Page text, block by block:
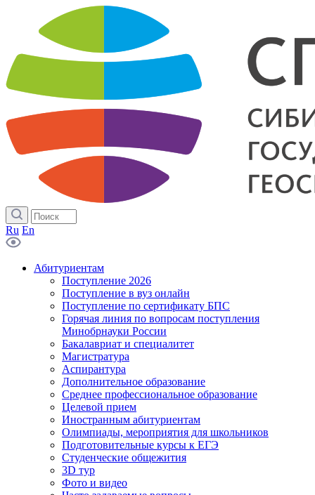
Ru En
Абитуриентам
Поступление 2026
Поступление в вуз онлайн
Поступление по сертификату БПС
Горячая линия по вопросам поступления
Минобрнауки России
Бакалавриат и специалитет
Магистратура
Аспирантура
Дополнительное образование
Среднее профессиональное образование
Целевой прием
Иностранным абитуриентам
Олимпиады, мероприятия для школьников
Подготовительные курсы к ЕГЭ
Студенческие общежития
3D тур
Фото и видео